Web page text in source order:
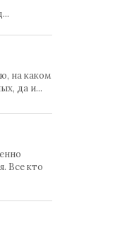
на каком
да и...
Все кто